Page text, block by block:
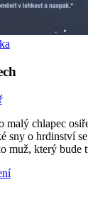
malý chlapec
sny o hrdinství
muž, který bude